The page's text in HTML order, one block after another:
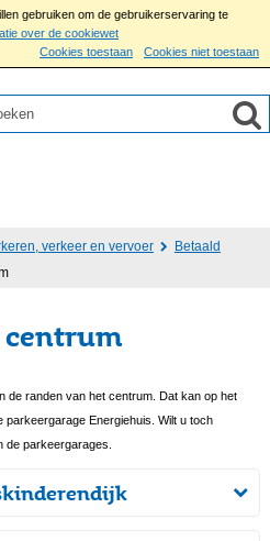
gebruiken om de gebruikerservaring te
over de cookiewet
Cookies toestaan
Cookies niet toestaan
verkeer en vervoer
Betaald
centrum
de randen van het centrum. Dat kan op het
Energiehuis. Wilt u toch
de parkeergarages.